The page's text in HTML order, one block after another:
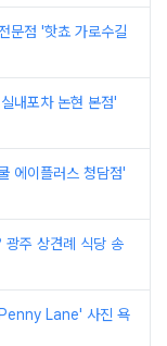
문점 '핫쵸 가로수길
내포차 논현 본점'
에이플러스 청담점'
주 상견례 식당 송
Lane' 사진 욕